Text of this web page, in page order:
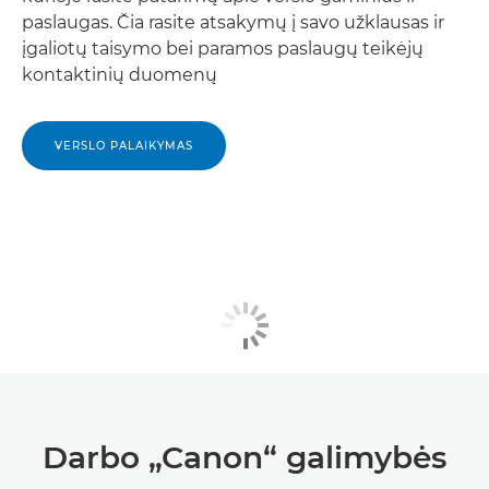
paslaugas. Čia rasite atsakymų į savo užklausas ir
įgaliotų taisymo bei paramos paslaugų teikėjų
kontaktinių duomenų
VERSLO PALAIKYMAS
Darbo „Canon“ galimybės